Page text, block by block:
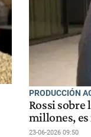
PRODUCCIÓN
Rossi sobre
millones,
23-06-2026 09:50